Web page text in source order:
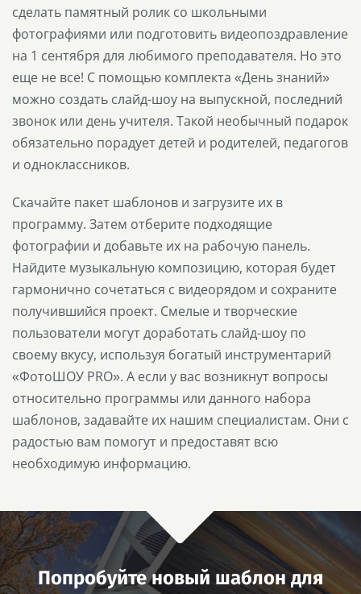
сделать памятный ролик со школьными
фотографиями или подготовить видеопоздравление
на 1 сентября для любимого преподавателя. Но это
еще не все! С помощью комплекта «День знаний»
можно создать слайд-шоу на выпускной, последний
звонок или день учителя. Такой необычный подарок
обязательно порадует детей и родителей, педагогов
и одноклассников.
Скачайте пакет шаблонов и загрузите их в
программу. Затем отберите подходящие
фотографии и добавьте их на рабочую панель.
Найдите музыкальную композицию, которая будет
гармонично сочетаться с видеорядом и сохраните
получившийся проект. Смелые и творческие
пользователи могут доработать слайд-шоу по
своему вкусу, используя богатый инструментарий
«ФотоШОУ PRO». А если у вас возникнут вопросы
относительно программы или данного набора
шаблонов, задавайте их нашим специалистам. Они с
радостью вам помогут и предоставят всю
необходимую информацию.
Попробуйте новый шаблон для